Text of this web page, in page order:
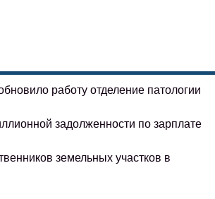
работу отделение патологии
задолженности по зарплате
земельных участков в